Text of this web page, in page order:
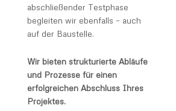
abschließender Testphase
begleiten wir ebenfalls – auch
auf der Baustelle.
Wir bieten strukturierte Abläufe
und Prozesse für einen
erfolgreichen Abschluss Ihres
Projektes.